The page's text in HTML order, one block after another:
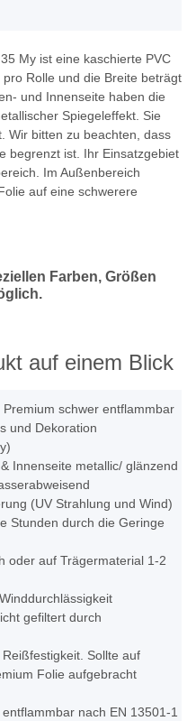
My ist eine kaschierte PVC
Rolle und die Breite beträgt
und Innenseite haben die
Spiegeleffekt. Sie
Wir bitten zu beachten, dass
begrenzt ist. Ihr Einsatzgebiet
Im Außenbereich
auf eine schwerere
Farben, Größen
auf einem Blick
schwer entflammbar
und Dekoration
Innenseite metallic/ glänzend
(UV Strahlung und Wind)
Stunden durch die Geringe
oder auf Trägermaterial 1-2
gefiltert durch
Sollte auf
Folie aufgebracht
nach EN 13501-1